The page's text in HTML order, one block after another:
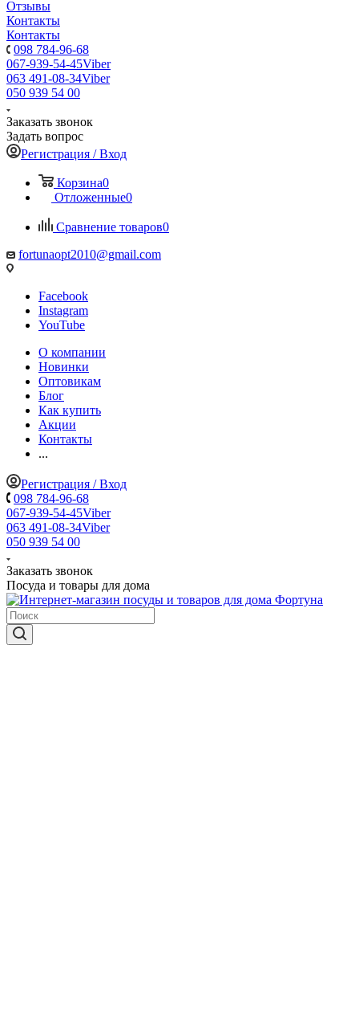
Отзывы
Контакты
Контакты
098 784-96-68
067-939-54-45Viber
063 491-08-34Viber
050 939 54 00
Заказать звонок
Задать вопрос
Регистрация / Вход
Корзина0
Отложенные0
Сравнение товаров0
fortunaopt2010@gmail.com
Facebook
Instagram
YouTube
О компании
Новинки
Оптовикам
Блог
Как купить
Акции
Контакты
...
Регистрация / Вход
098 784-96-68
067-939-54-45Viber
063 491-08-34Viber
050 939 54 00
Заказать звонок
Посуда и товары для дома